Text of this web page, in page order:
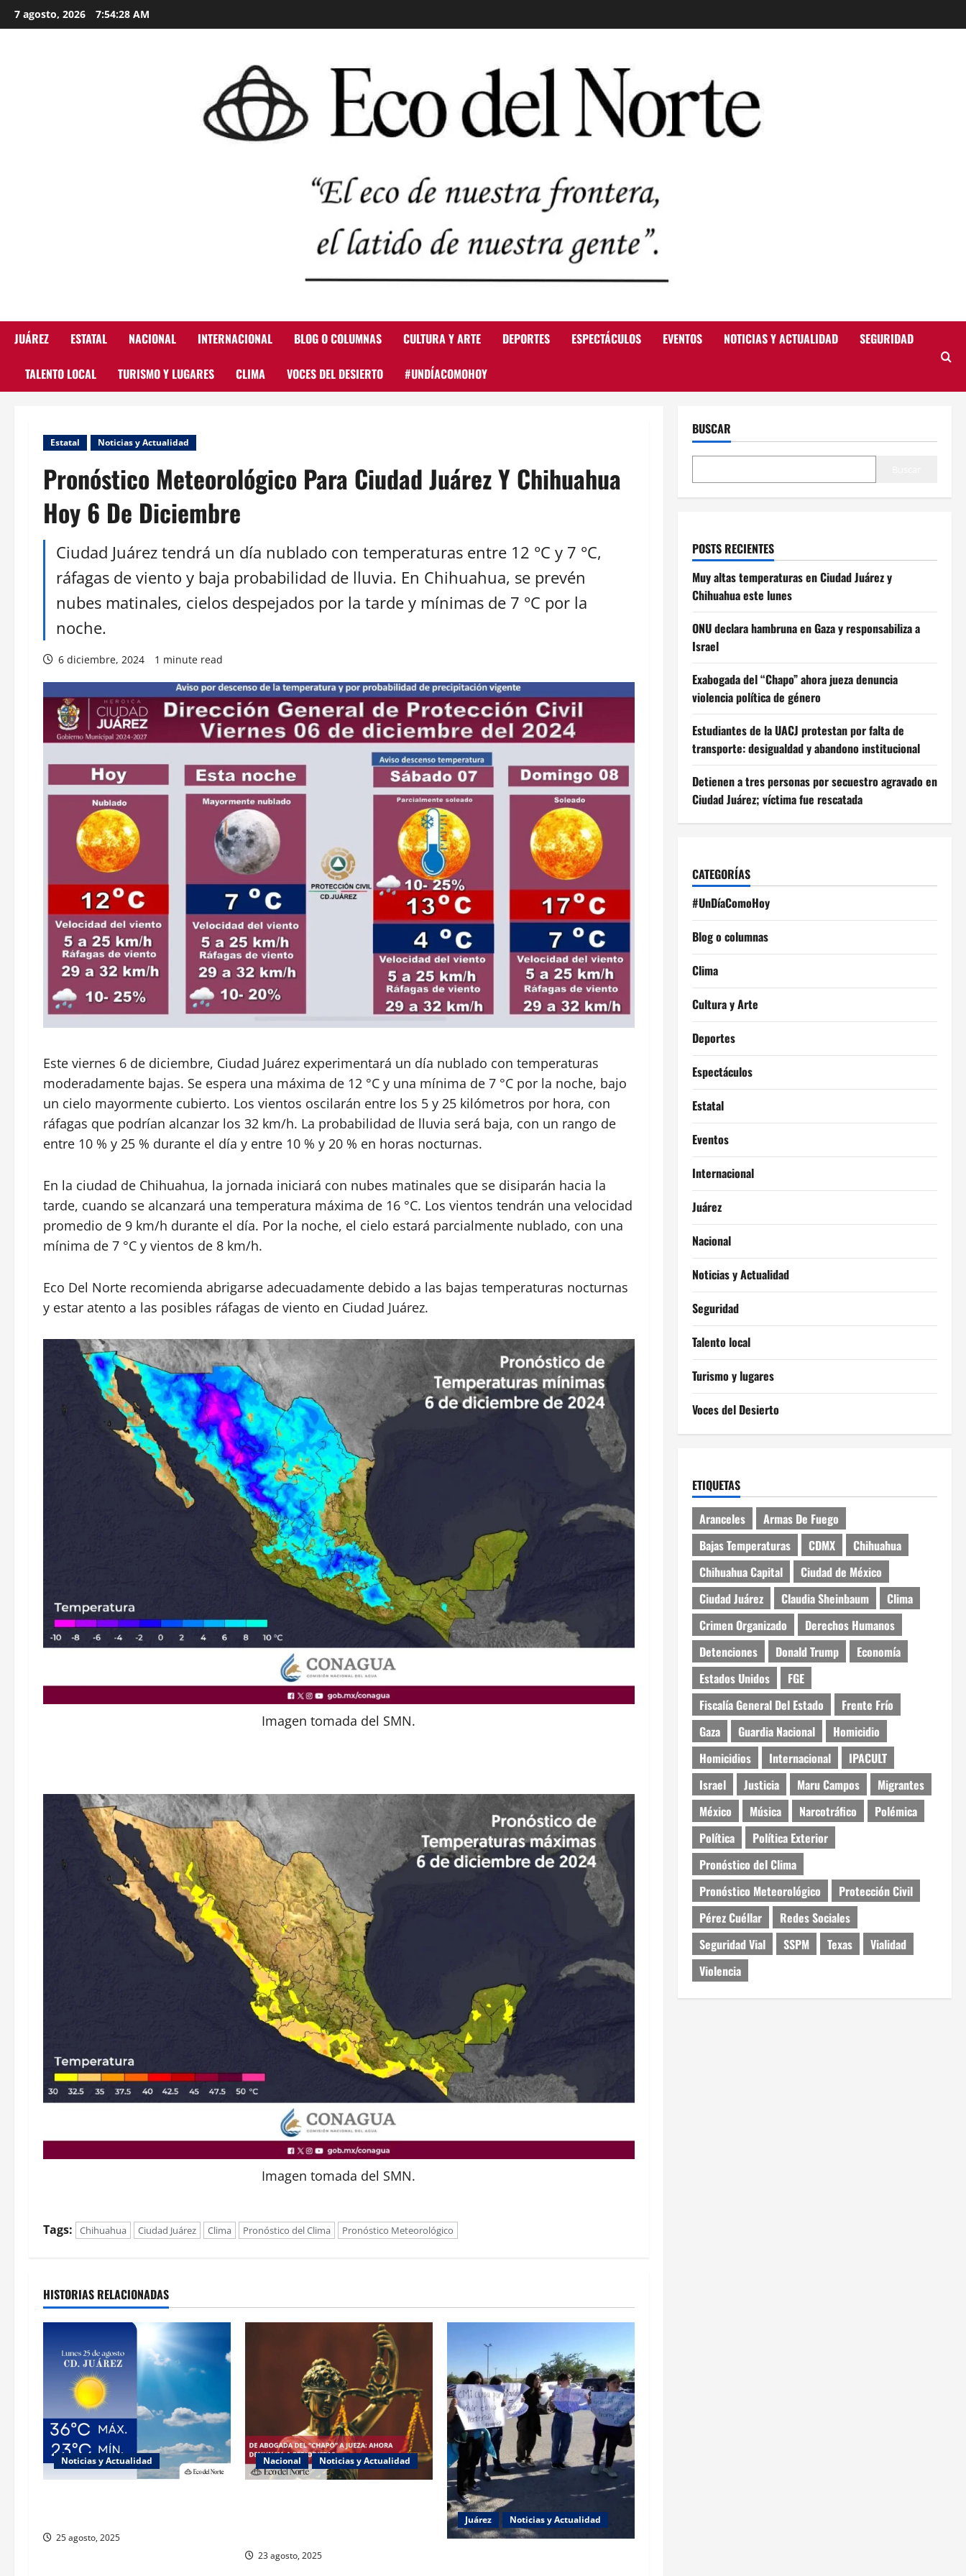
Skip
to
7 agosto, 2026 7:54:29 AM
JUÁREZ ESTATAL NACIONAL INTERNACIONAL BLOG O COLUMNAS CULTURA Y ARTE DEPORTES ESPECTÁCULOS EVENTOS NOTICIAS Y ACTUALIDAD SEGURIDAD
TALENTO LOCAL TURISMO Y LUGARES CLIMA VOCES DEL DESIERTO #UNDÍACOMOHOY
Estatal Noticias y Actualidad
Pronóstico Meteorológico Para Ciudad Juárez Y Chihuahua
Hoy 6 De Diciembre
Ciudad Juárez tendrá un día nublado con temperaturas entre 12 °C y 7 °C,
ráfagas de viento y baja probabilidad de lluvia. En Chihuahua, se prevén
nubes matinales, cielos despejados por la tarde y mínimas de 7 °C por la
noche.
6 diciembre, 2024 1 minute read
Este viernes 6 de diciembre, Ciudad Juárez experimentará un día nublado con temperaturas
moderadamente bajas. Se espera una máxima de 12 °C y una mínima de 7 °C por la noche, bajo
un cielo mayormente cubierto. Los vientos oscilarán entre los 5 y 25 kilómetros por hora, con
ráfagas que podrían alcanzar los 32 km/h. La probabilidad de lluvia será baja, con un rango de
entre 10 % y 25 % durante el día y entre 10 % y 20 % en horas nocturnas.
En la ciudad de Chihuahua, la jornada iniciará con nubes matinales que se disiparán hacia la
tarde, cuando se alcanzará una temperatura máxima de 16 °C. Los vientos tendrán una velocidad
promedio de 9 km/h durante el día. Por la noche, el cielo estará parcialmente nublado, con una
mínima de 7 °C y vientos de 8 km/h.
Eco Del Norte recomienda abrigarse adecuadamente debido a las bajas temperaturas nocturnas
y estar atento a las posibles ráfagas de viento en Ciudad Juárez.
Imagen tomada del SMN.
Imagen tomada del SMN.
Tags: Chihuahua Ciudad Juárez Clima Pronóstico del Clima Pronóstico Meteorológico
HISTORIAS RELACIONADAS
Noticias y Actualidad
25 agosto, 2025
Nacional Noticias y Actualidad
23 agosto, 2025
Juárez Noticias y Actualidad
BUSCAR
POSTS RECIENTES
Muy altas temperaturas en Ciudad Juárez y
Chihuahua este lunes
ONU declara hambruna en Gaza y responsabiliza a
Israel
Exabogada del “Chapo” ahora jueza denuncia
violencia política de género
Estudiantes de la UACJ protestan por falta de
transporte: desigualdad y abandono institucional
Detienen a tres personas por secuestro agravado en
Ciudad Juárez; víctima fue rescatada
CATEGORÍAS
#UnDíaComoHoy
Blog o columnas
Clima
Cultura y Arte
Deportes
Espectáculos
Estatal
Eventos
Internacional
Juárez
Nacional
Noticias y Actualidad
Seguridad
Talento local
Turismo y lugares
Voces del Desierto
ETIQUETAS
Aranceles
Armas De Fuego
Bajas Temperaturas
CDMX
Chihuahua
Chihuahua Capital
Ciudad de México
Ciudad Juárez
Claudia Sheinbaum
Clima
Crimen Organizado
Derechos Humanos
Detenciones
Donald Trump
Economía
Estados Unidos
FGE
Fiscalía General Del Estado
Frente Frío
Gaza
Guardia Nacional
Homicidio
Homicidios
Internacional
IPACULT
Israel
Justicia Maru Campos
Migrantes
México
Música Narcotráfico
Polémica
Política
Política Exterior
Pronóstico del Clima
Pronóstico Meteorológico
Protección Civil
Pérez Cuéllar
Redes Sociales
Seguridad Vial
SSPM Texas
Vialidad
Violencia